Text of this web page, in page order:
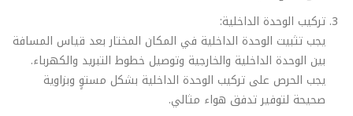
تركيب الوحدة الداخلية:
يجب تثبيت الوحدة الداخلية في المكان المختار بعد قياس المسافة
بين الوحدة الداخلية والخارجية وتوصيل خطوط التبريد والكهرباء.
يجب الحرص على تركيب الوحدة الداخلية بشكل مستوٍ وبزاوية
صحيحة لتوفير تدفق هواء مثالي.